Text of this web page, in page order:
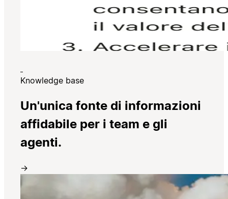
Knowledge base
Un'unica fonte di informazioni
affidabile per i team e gli
agenti.
→